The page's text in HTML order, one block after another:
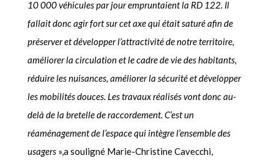
10 000 véhicules par jour empruntaient la RD 122. Il
fallait donc agir fort sur cet axe qui était saturé afin de
préserver et développer l’attractivité de notre territoire,
améliorer la circulation et le cadre de vie des habitants,
réduire les nuisances, améliorer la sécurité et développer
les mobilités douces. Les travaux réalisés vont donc au-
delà de la bretelle de raccordement. C’est un
réaménagement de l’espace qui intègre l’ensemble des
usagers»,a souligné Marie-Christine Cavecchi,